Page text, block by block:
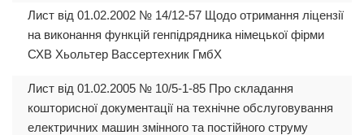
Лист від 01.02.2002 № 14/12-57 Щодо отримання ліцензії
на виконання функцій генпідрядника німецької фірми
СХВ Хьольтер Вассертехник ГмбХ
Лист від 01.02.2005 № 10/5-1-85 Про складання
кошторисної документації на технічне обслуговування
електричних машин змінного та постійного струму